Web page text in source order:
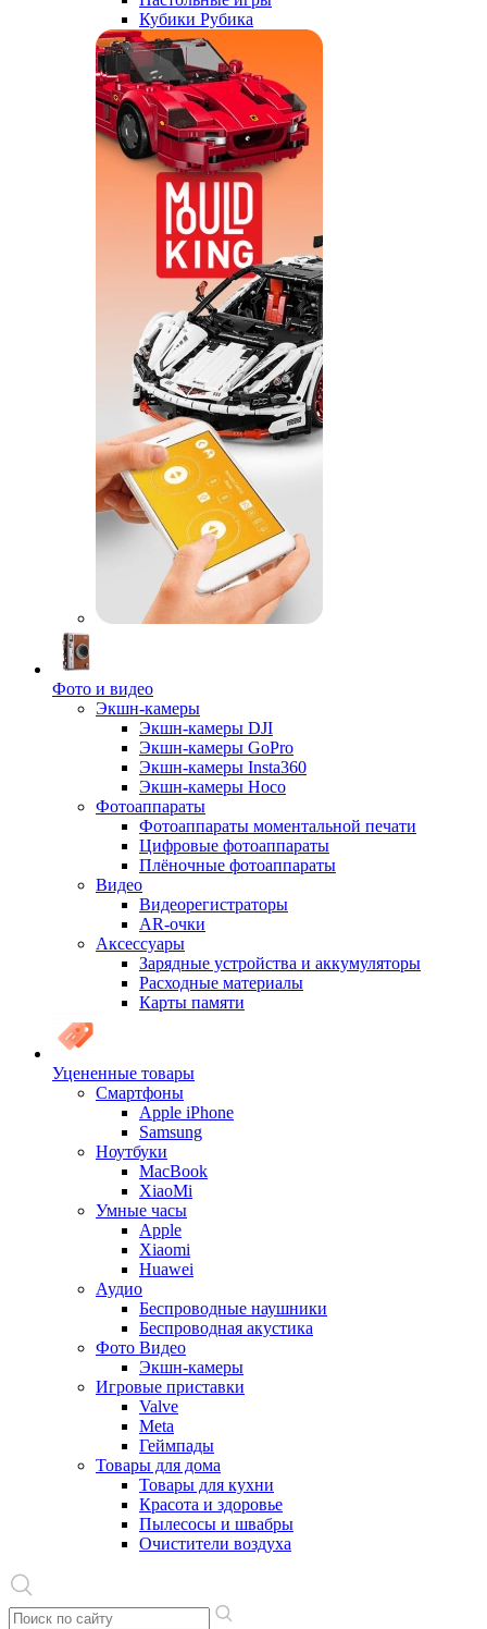
Кубики Рубика
Фото и видео
Экшн-камеры
Экшн-камеры DJI
Экшн-камеры GoPro
Экшн-камеры Insta360
Экшн-камеры Hoco
Фотоаппараты
Фотоаппараты моментальной печати
Цифровые фотоаппараты
Плёночные фотоаппараты
Видео
Видеорегистраторы
AR-очки
Аксессуары
Зарядные устройства и аккумуляторы
Расходные материалы
Карты памяти
Уцененные товары
Cмартфоны
Apple iPhone
Samsung
Ноутбуки
MacBook
XiaoMi
Умные часы
Apple
Xiaomi
Huawei
Аудио
Беспроводные наушники
Беспроводная акустика
Фото Видео
Экшн-камеры
Игровые приставки
Valve
Meta
Геймпады
Товары для дома
Товары для кухни
Красота и здоровье
Пылесосы и швабры
Очистители воздуха